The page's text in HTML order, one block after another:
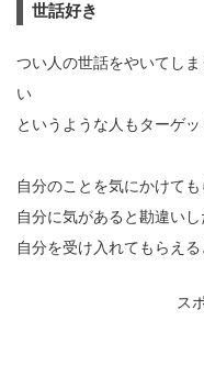
世話好き
つい人の世話をやいてし
い
というような人もターゲ
自分のことを気にかけても
自分に気があると勘違いし
自分を受け入れてもらえる
ス